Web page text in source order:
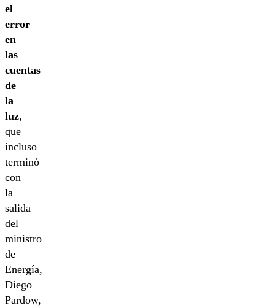
el
error
en
las
cuentas
de
la
luz,
que
incluso
terminó
con
la
salida
del
ministro
de
Energía,
Diego
Pardow,